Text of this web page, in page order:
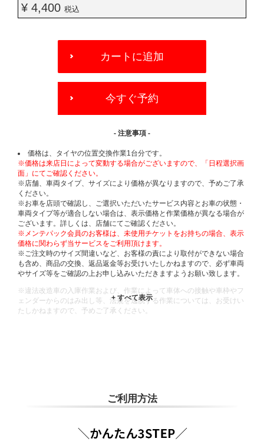
¥ 4,400 税込
OPTIONS
カートに追加
今すぐ予約
- 注意事項 -
価格は、タイヤの位置交換作業1台分です。
※価格は来店日によって変動する場合がございますので、「日程選択画
面」にてご確認ください。
※店舗、車両タイプ、サイズにより価格が異なりますので、予めご了承
ください。
※お車を店頭で確認し、ご選択いただいたサービス内容とお車の状態・
車両タイプ等が適合しない場合は、表示価格と作業価格が異なる場合が
ございます。詳しくは、店舗にてご確認ください。
※メンテパック会員のお客様は、未使用チケットをお持ちの場合、表示
価格に関わらず当サービスをご利用頂けます。
※ご注文時のサイズ間違いなど、お客様の責により取付ができない場合
も含め、商品の交換、返品返金等お受けいたしかねますので、必ず車両
やサイズ等をご確認の上お申し込みいただきますようお願い致します。
※違法改造車の入庫作業および、作業によって車体への接触や車枠やフ
ェンダーからのはみ出し等、法規を逸脱する作業については、お受けい
たしかねますので、予めご了承ください。
ご利用方法